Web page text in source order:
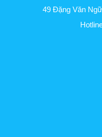
49 Đặng Văn